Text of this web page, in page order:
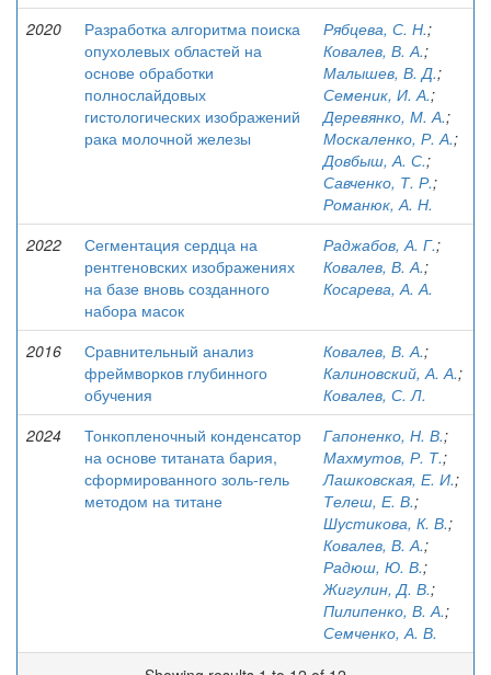
2020
Разработка алгоритма поиска
опухолевых областей на
основе обработки
полнослайдовых
гистологических изображений
рака молочной железы
Рябцева, С. Н.;
Ковалев, В. А.;
Малышев, В. Д.;
Семеник, И. А.;
Деревянко, М. А.;
Москаленко, Р. А.;
Довбыш, А. С.;
Савченко, Т. Р.;
Романюк, А. Н.
2022
Сегментация сердца на
рентгеновских изображениях
на базе вновь созданного
набора масок
Раджабов, А. Г.;
Ковалев, В. А.;
Косарева, А. А.
2016
Сравнительный анализ
фреймворков глубинного
обучения
Ковалев, В. А.;
Калиновский, А. А.;
Ковалев, С. Л.
2024
Тонкопленочный конденсатор
на основе титаната бария,
сформированного золь-гель
методом на титане
Гапоненко, Н. В.;
Махмутов, Р. Т.;
Лашковская, Е. И.;
Телеш, Е. В.;
Шустикова, К. В.;
Ковалев, В. А.;
Радюш, Ю. В.;
Жигулин, Д. В.;
Пилипенко, В. А.;
Семченко, А. В.